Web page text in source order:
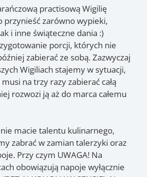
practisową Wigilię
przynieść zarówno wypieki,
i inne świąteczne dania :)
porcji, których nie
zabierać ze sobą. Zazwyczaj
Wigiliach stajemy w sytuacji,
na trzy razy zabierać całą
rozwozi ją aż do marca całemu
macie talentu kulinarnego,
zabrać w zamian talerzyki oraz
Przy czym UWAGA! Na
obowiązują napoje wyłącznie